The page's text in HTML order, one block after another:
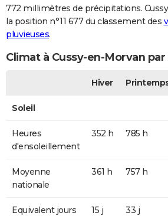
772 millimètres de précipitations.
la position n°11 677 du classement des
pluvieuses.
Climat à Cussy-en-Morvan par
Hiver
Soleil
Heures
d'ensoleillement
352 h 785 h
Moyenne
nationale
361 h 757 h
Equivalent jours
15 j 33 j